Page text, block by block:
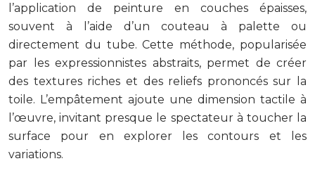
l’application de peinture en couches épaisses,
souvent à l’aide d’un couteau à palette ou
directement du tube. Cette méthode, popularisée
par les expressionnistes abstraits, permet de créer
des textures riches et des reliefs prononcés sur la
toile. L’empâtement ajoute une dimension tactile à
l’œuvre, invitant presque le spectateur à toucher la
surface pour en explorer les contours et les
variations.